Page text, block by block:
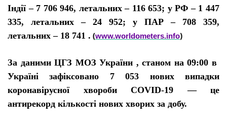
Індії – 7 706 946, летальних – 116 653; у РФ – 1 447
335, летальних – 24 952; у ПАР – 708 359,
летальних – 18 741 . (www.worldometers.info)
За даними ЦГЗ МОЗ України , станом на 09:00 в
Україні зафіксовано 7 053 нових випадки
коронавірусної хвороби COVID-19 — це
антирекорд кількості нових хворих за добу.